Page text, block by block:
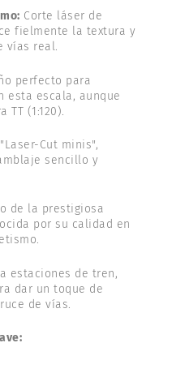
Corte láser de
fielmente la textura y
vías real.
perfecto para
esta escala, aunque
TT (1:120).
Cut minis",
sencillo y
de la prestigiosa
por su calidad en
estaciones de tren,
dar un toque de
de vías.